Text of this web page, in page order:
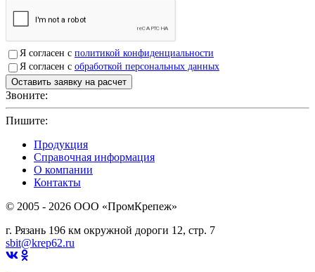
Я согласен с политикой конфиденциальности
Я согласен с обработкой персональных данных
Звоните:
Пишите:
Продукция
Справочная информация
О компании
Контакты
© 2005 - 2026 OOO «ПромКрепеж»
г. Рязань 196 км окружной дороги 12, стр. 7
sbit@krep62.ru